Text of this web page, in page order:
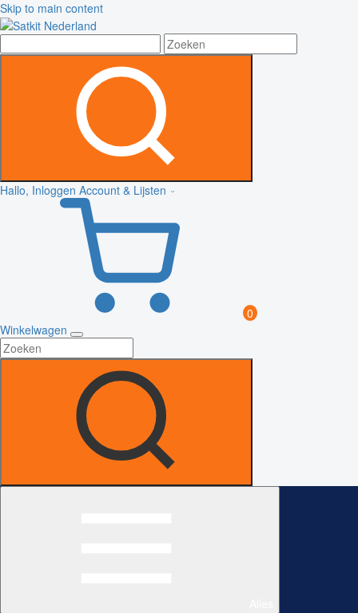
Skip to main content
Hallo, Inloggen Account & Lijsten
0
Winkelwagen